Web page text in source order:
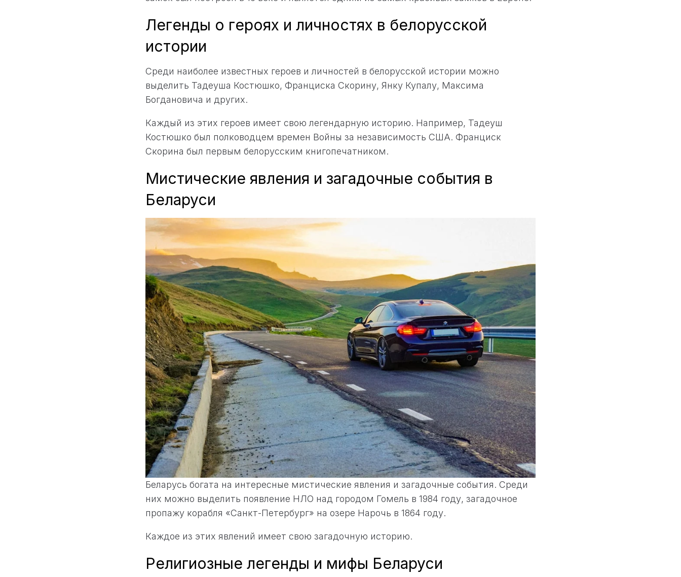
Легенды о героях и личностях в белорусской
истории
Среди наиболее известных героев и личностей в белорусской истории можно
выделить Тадеуша Костюшко, Франциска Скорину, Янку Купалу, Максима
Богдановича и других.
Каждый из этих героев имеет свою легендарную историю. Например, Тадеуш
Костюшко был полководцем времен Войны за независимость США. Франциск
Скорина был первым белорусским книгопечатником.
Мистические явления и загадочные события в
Беларуси
Беларусь богата на интересные мистические явления и загадочные события. Среди
них можно выделить появление НЛО над городом Гомель в 1984 году, загадочное
пропажу корабля «Санкт-Петербург» на озере Нарочь в 1864 году.
Каждое из этих явлений имеет свою загадочную историю.
Религиозные легенды и мифы Беларуси